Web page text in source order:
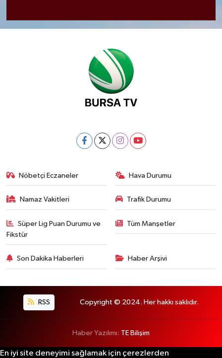
Nöbetçi Eczaneler Hava Durumu
Namaz Vakitleri Trafik Durumu
Süper Lig Puan Durumu ve
Fikstür
Tüm Manşetler
Son Dakika Haberleri Haber Arşivi
RSS Copyright © 2024. Her hakkı saklıdır.
Haber Yazılımı: TE Bilişim
En iyi site deneyimi sağlamak için çerezlerden